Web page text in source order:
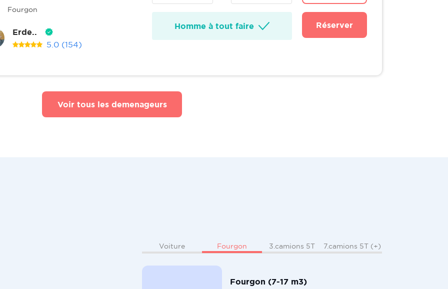
Fourgon
Erde..
5.0 (154)
Homme à tout faire Réserver
Voir tous les demenageurs
Voiture Fourgon 3.camions 5T 7.camions 5T (+)
Fourgon (7-17 m3)